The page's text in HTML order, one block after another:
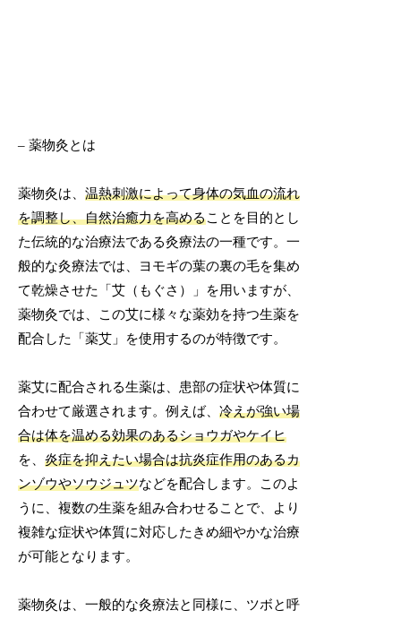
– 薬物灸とは
薬物灸は、温熱刺激によって身体の気血の流れ
を調整し、自然治癒力を高めることを目的とし
た伝統的な治療法である灸療法の一種です。一
般的な灸療法では、ヨモギの葉の裏の毛を集め
て乾燥させた「艾（もぐさ）」を用いますが、
薬物灸では、この艾に様々な薬効を持つ生薬を
配合した「薬艾」を使用するのが特徴です。
薬艾に配合される生薬は、患部の症状や体質に
合わせて厳選されます。例えば、冷えが強い場
合は体を温める効果のあるショウガやケイヒ
を、炎症を抑えたい場合は抗炎症作用のあるカ
ンゾウやソウジュツなどを配合します。このよ
うに、複数の生薬を組み合わせることで、より
複雑な症状や体質に対応したきめ細やかな治療
が可能となります。
薬物灸は、一般的な灸療法と同様に、ツボと呼